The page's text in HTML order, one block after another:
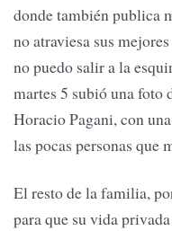
donde también publica
no atraviesa sus
no puedo salir a la
martes 5 subió una foto
Horacio Pagani, con
las pocas personas que
El resto de la familia,
para que su vida